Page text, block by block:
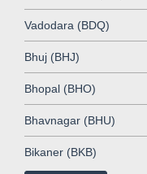
Vadodara (BDQ)
Bhuj (BHJ)
Bhopal (BHO)
Bhavnagar (BHU)
Bikaner (BKB)